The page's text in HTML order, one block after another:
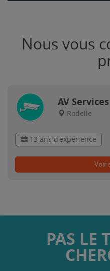
Nous vous
AV Services
Rodelle
13 ans d'expérience
Voir
PAS LE